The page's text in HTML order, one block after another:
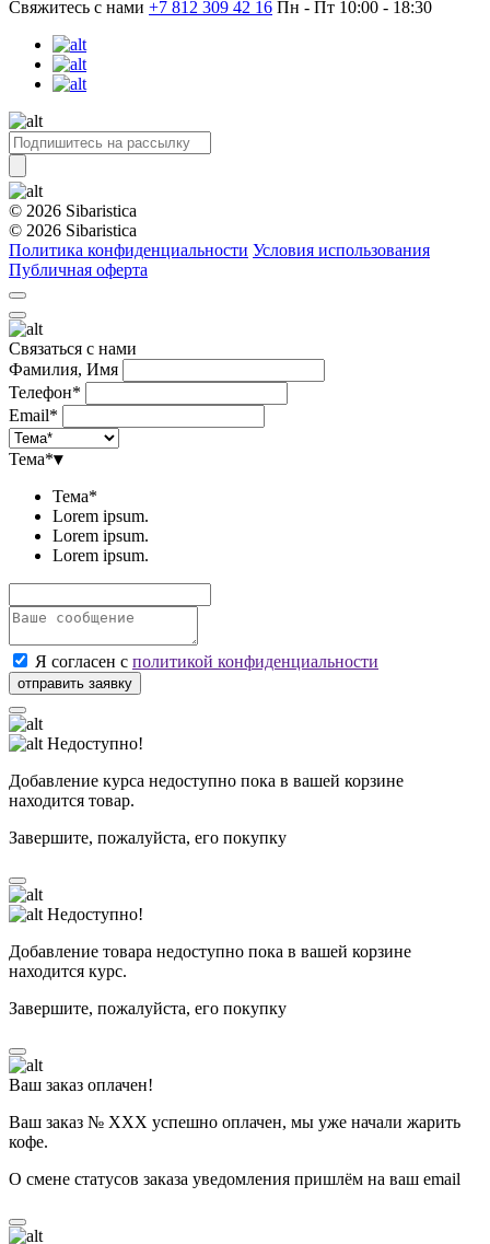
Свяжитесь с нами +7 812 309 42 16 Пн - Пт 10:00 - 18:30
© 2026 Sibaristica
© 2026 Sibaristica
Политика конфиденциальности Условия использования
Публичная оферта
Связаться с нами
Фамилия, Имя
Телефон*
Email*
Тема*▾
Тема*
Lorem ipsum.
Lorem ipsum.
Lorem ipsum.
Я согласен с политикой конфиденциальности
Недоступно!
Добавление курса недоступно пока в вашей корзине
находится товар.
Завершите, пожалуйста, его покупку
Недоступно!
Добавление товара недоступно пока в вашей корзине
находится курс.
Завершите, пожалуйста, его покупку
Ваш заказ оплачен!
Ваш заказ № ХХХ успешно оплачен, мы уже начали жарить
кофе.
О смене статусов заказа уведомления пришлём на ваш email